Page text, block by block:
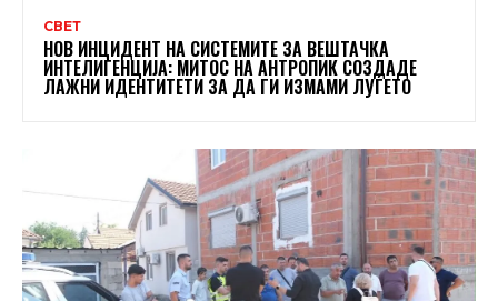
СВЕТ
НОВ ИНЦИДЕНТ НА СИСТЕМИТЕ ЗА ВЕШТАЧКА
ИНТЕЛИГЕНЦИЈА: МИТОС НА АНТРОПИК СОЗДАДЕ
ЛАЖНИ ИДЕНТИТЕТИ ЗА ДА ГИ ИЗМАМИ ЛУЃЕТО